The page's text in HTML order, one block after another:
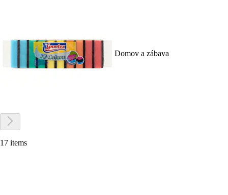
Domov a zábava
17 items